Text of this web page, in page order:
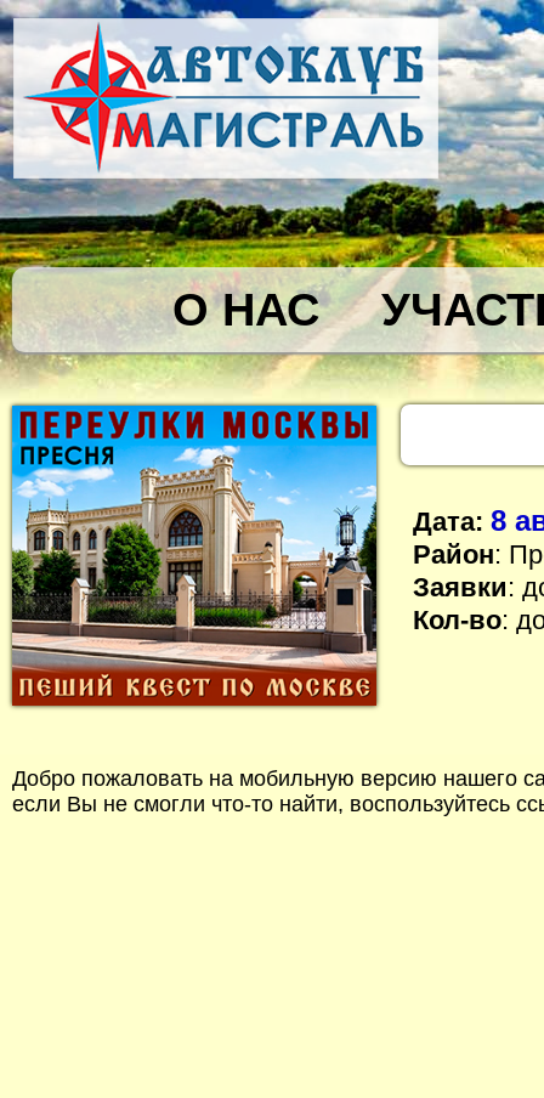
О НАС
Дата: 8
Район:
Заявки:
Кол-во:
Добро пожаловать на мобильную версию нашего
если Вы не смогли что-то найти, воспользуйтесь